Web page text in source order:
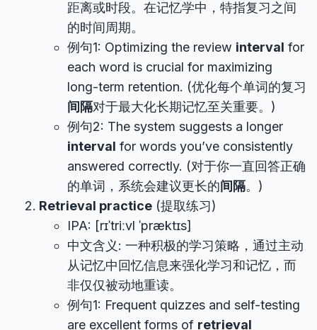
距离或时段。在记忆学中，特指复习之间
的时间周期。
例句1: Optimizing the review interval for
each word is crucial for maximizing
long-term retention. (优化每个单词的复习
间隔对于最大化长期记忆至关重要。)
例句2: The system suggests a longer
interval for words you’ve consistently
answered correctly. (对于你一直回答正确
的单词，系统会建议更长的间隔。)
Retrieval practice (提取练习)
IPA: [rɪˈtriːvl ˈpræktɪs]
中文含义: 一种积极的学习策略，通过主动
从记忆中回忆信息来强化学习和记忆，而
非仅仅被动地重读。
例句1: Frequent quizzes and self-testing
are excellent forms of retrieval